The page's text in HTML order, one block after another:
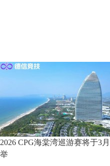
2026 CPG海棠湾巡游赛将于3月
举